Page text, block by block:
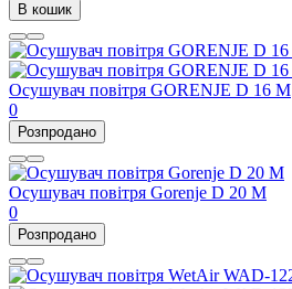
В кошик
Осушувач повітря GORENJE D 16 M
0
Розпродано
Осушувач повітря Gorenje D 20 M
0
Розпродано